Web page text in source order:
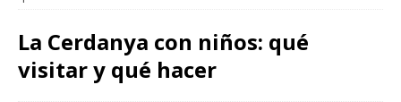
La Cerdanya con niños: qué
visitar y qué hacer